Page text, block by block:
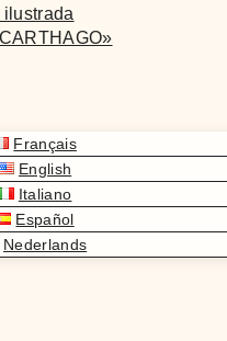
Français
English
Italiano
Español
Nederlands